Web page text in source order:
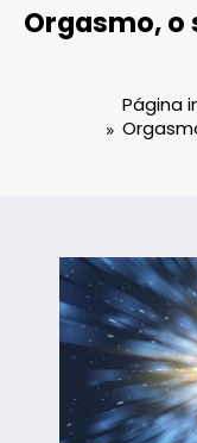
Orgasmo, o
Página